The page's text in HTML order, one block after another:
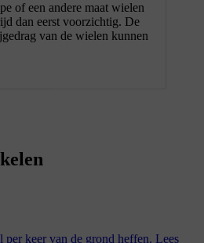
of een andere maat wielen
dan eerst voorzichtig. De
van de wielen kunnen
keer van de grond heffen. Lees